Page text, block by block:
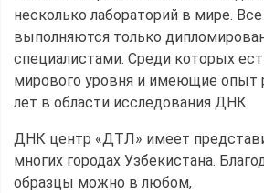
несколько лабораторий в мире.
выполняются только
специалистами. Среди которых
мирового уровня и имеющие опыт
лет в области исследования ДНК.
ДНК центр «ДТЛ» имеет
многих городах Узбекистана.
образцы можно в любом,